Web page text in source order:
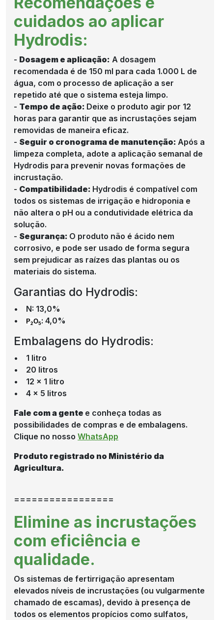
cuidados ao aplicar
Hydrodis:
- Dosagem e aplicação: A dosagem
recomendada é de 150 ml para cada 1.000 L de
água, com o processo de aplicação a ser
repetido até que o sistema esteja limpo.
- Tempo de ação: Deixe o produto agir por 12
horas para garantir que as incrustações sejam
removidas de maneira eficaz.
- Seguir o cronograma de manutenção: Após a
limpeza completa, adote a aplicação semanal de
Hydrodis para prevenir novas formações de
incrustação.
- Compatibilidade: Hydrodis é compatível com
todos os sistemas de irrigação e hidroponia e
não altera o pH ou a condutividade elétrica da
solução.
- Segurança: O produto não é ácido nem
corrosivo, e pode ser usado de forma segura
sem prejudicar as raízes das plantas ou os
materiais do sistema.
Garantias do Hydrodis:
• N: 13,0%
•
P2O5: 4,0%
Embalagens do Hydrodis:
• 1 litro
• 20 litros
• 12 x 1 litro
• 4 x 5 litros
Fale com a gente e conheça todas as
possibilidades de compras e de embalagens.
Clique no nosso WhatsApp
Produto registrado no Ministério da
Agricultura.
=================
Elimine as incrustações
com eficiência e
qualidade.
Os sistemas de fertirrigação apresentam
elevados níveis de incrustações (ou vulgarmente
chamado de escamas), devido à presença de
todos os elementos propícios como sulfatos,